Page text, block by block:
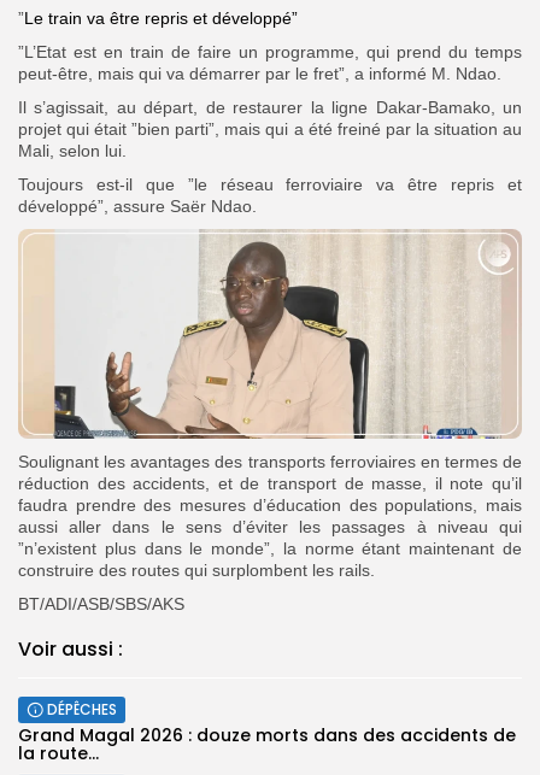
”Le train va être repris et développé”
”L’Etat est en train de faire un programme, qui prend du temps
peut-être, mais qui va démarrer par le fret”, a informé M. Ndao.
Il s’agissait, au départ, de restaurer la ligne Dakar-Bamako, un
projet qui était ”bien parti”, mais qui a été freiné par la situation au
Mali, selon lui.
Toujours est-il que ”le réseau ferroviaire va être repris et
développé”, assure Saër Ndao.
Soulignant les avantages des transports ferroviaires en termes de
réduction des accidents, et de transport de masse, il note qu’il
faudra prendre des mesures d’éducation des populations, mais
aussi aller dans le sens d’éviter les passages à niveau qui
”n’existent plus dans le monde”, la norme étant maintenant de
construire des routes qui surplombent les rails.
BT/ADI/ASB/SBS/AKS
Voir aussi :
DÉPÊCHES
Grand Magal 2026 : douze morts dans des accidents de
la route...